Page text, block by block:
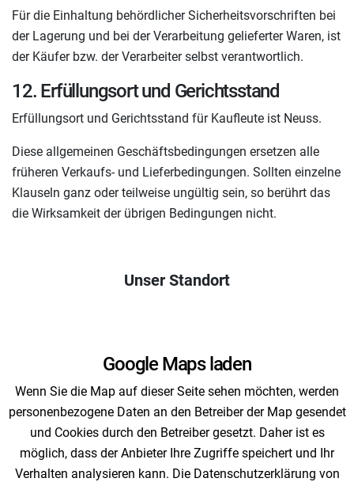
Für die Einhaltung behördlicher Sicherheitsvorschriften bei
der Lagerung und bei der Verarbeitung gelieferter Waren, ist
der Käufer bzw. der Verarbeiter selbst verantwortlich.
12. Erfüllungsort und Gerichtsstand
Erfüllungsort und Gerichtsstand für Kaufleute ist Neuss.
Diese allgemeinen Geschäftsbedingungen ersetzen alle
früheren Verkaufs- und Lieferbedingungen. Sollten einzelne
Klauseln ganz oder teilweise ungültig sein, so berührt das
die Wirksamkeit der übrigen Bedingungen nicht.
Unser Standort
Google Maps laden
Wenn Sie die Map auf dieser Seite sehen möchten, werden
personenbezogene Daten an den Betreiber der Map gesendet
und Cookies durch den Betreiber gesetzt. Daher ist es
möglich, dass der Anbieter Ihre Zugriffe speichert und Ihr
Verhalten analysieren kann. Die Datenschutzerklärung von